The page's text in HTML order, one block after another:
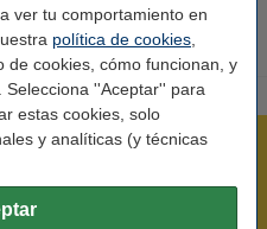
ver tu comportamiento en
política de cookies
de cookies, cómo funcionan, y
''Aceptar'' para
estas cookies, solo
y analíticas (y técnicas